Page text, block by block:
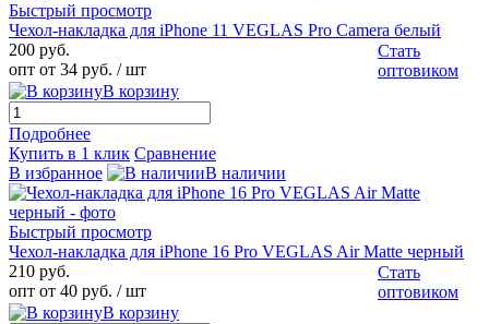
Быстрый просмотр
Чехол-накладка для iPhone 11 VEGLAS Pro Camera белый
200 руб.
опт от 34 руб. / шт
Стать
оптовиком
В корзину
Подробнее
Купить в 1 клик Сравнение
В избранное
В наличии
Быстрый просмотр
Чехол-накладка для iPhone 16 Pro VEGLAS Air Matte черный
210 руб.
опт от 40 руб. / шт
Стать
оптовиком
В корзину